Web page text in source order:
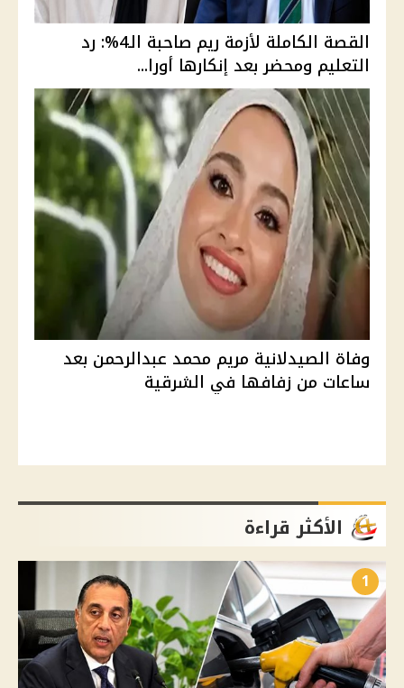
القصة الكاملة لأزمة ريم صاحبة الـ4%: رد
التعليم ومحضر بعد إنكارها أورا...
وفاة الصيدلانية مريم محمد عبدالرحمن بعد
ساعات من زفافها في الشرقية
الأكثر قراءة
1